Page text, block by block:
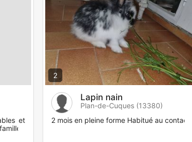
et
2
Lapin nain
Plan-de-Cuques (13380)
2 mois en pleine forme Habitué au contact